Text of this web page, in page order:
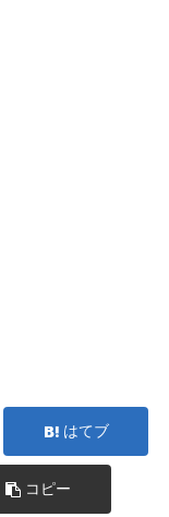
はてブ
コピー